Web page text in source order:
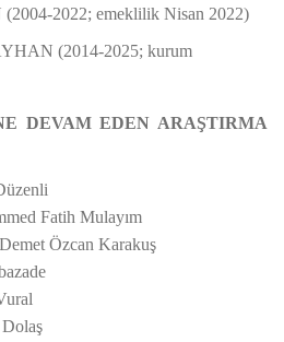
2022; emeklilik Nisan 2022)
(2014-2025; kurum
DEVAM EDEN ARAŞTIRMA
Fatih Mulayım
Özcan Karakuş